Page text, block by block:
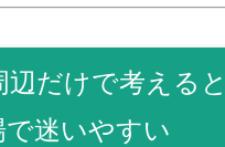
辺だけで考える
迷いやすい